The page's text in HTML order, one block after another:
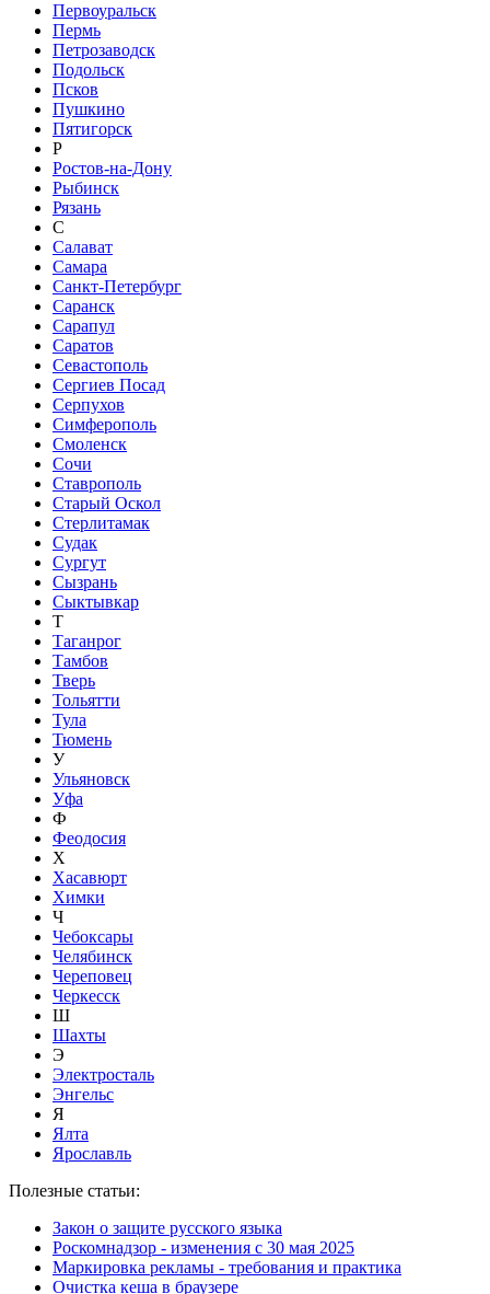
Первоуральск
Пермь
Петрозаводск
Подольск
Псков
Пушкино
Пятигорск
Р
Ростов-на-Дону
Рыбинск
Рязань
С
Салават
Самара
Санкт-Петербург
Саранск
Сарапул
Саратов
Севастополь
Сергиев Посад
Серпухов
Симферополь
Смоленск
Сочи
Ставрополь
Старый Оскол
Стерлитамак
Судак
Сургут
Сызрань
Сыктывкар
Т
Таганрог
Тамбов
Тверь
Тольятти
Тула
Тюмень
У
Ульяновск
Уфа
Ф
Феодосия
Х
Хасавюрт
Химки
Ч
Чебоксары
Челябинск
Череповец
Черкесск
Ш
Шахты
Э
Электросталь
Энгельс
Я
Ялта
Ярославль
Полезные статьи:
Закон о защите русского языка
Роскомнадзор - изменения с 30 мая 2025
Маркировка рекламы - требования и практика
Очистка кеша в браузере